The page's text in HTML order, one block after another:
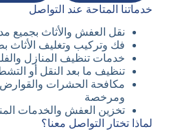
خدماتنا المتاحة عند التواصل
نقل العفش والأثاث بجميع
فك وتركيب وتغليف الأثاث
خدمات تنظيف المنازل
تنظيف ما بعد النقل أو
مكافحة الحشرات والقوارض
ومرخصة
تخزين العفش والخدمات
لماذا تختار التواصل معنا؟